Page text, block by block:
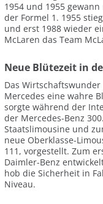
1954 und 1955
der Formel 1. 1955
und erst 1988 wieder
McLaren das Team
Neue Blütezeit in
Das
Mercedes eine wahre
sorgte während der
der Mercedes-Benz
Staatslimousine und
neue Oberklasse-
111, vorgestellt. Zum
Daimler-Benz
hob die Sicherheit in
Niveau.